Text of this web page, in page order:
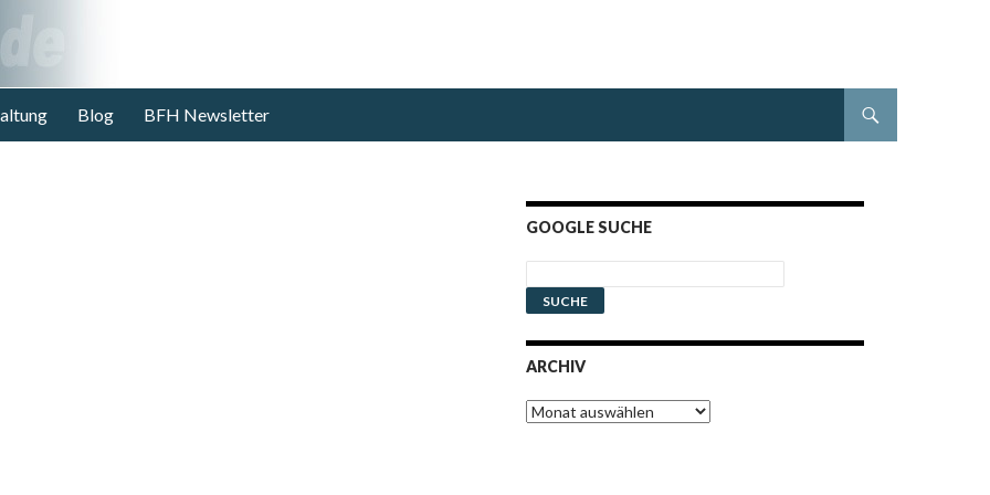
Blog BFH Newsletter
GOOGLE SUCHE
ARCHIV
Archiv